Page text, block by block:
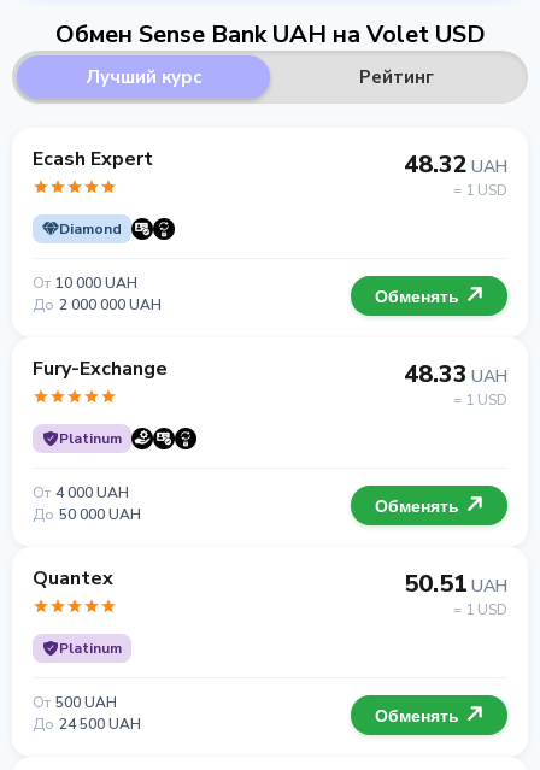
Обмен Sense Bank UAH на Volet USD
Лучший курс Рейтинг
Ecash Expert
Diamond
48.32 UAH
= 1 USD
От 10 000 UAH
До 2 000 000 UAH Обменять
Fury-Exchange
Platinum
48.33 UAH
= 1 USD
От 4 000 UAH
До 50 000 UAH Обменять
Quantex
Platinum
50.51 UAH
= 1 USD
От 500 UAH
До 24 500 UAH Обменять